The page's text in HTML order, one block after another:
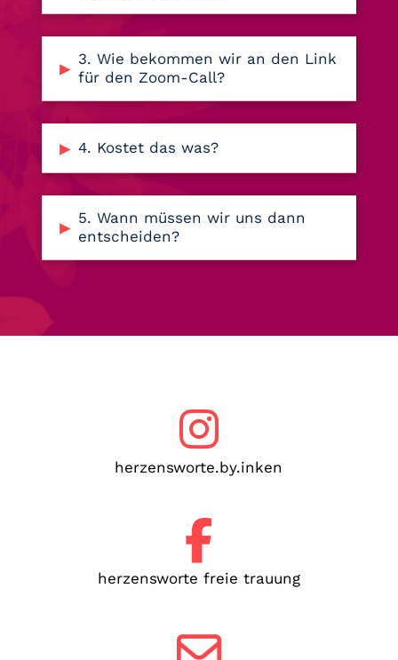
▸ 3. Wie bekommen wir an den Link
für den Zoom-Call?
▸ 4. Kostet das was?
▸ 5. Wann müssen wir uns dann
entscheiden?
herzensworte.by.inken
herzensworte freie trauung